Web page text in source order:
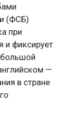
(ФСБ)
при
и фиксирует
—
в стране